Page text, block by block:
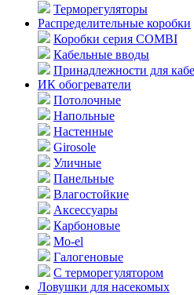
Терморегуляторы
Распределительные коробки
Коробки серия COMBI
Кабельные вводы
Принадлежности для
ИК обогреватели
Потолочные
Напольные
Настенные
Girosole
Уличные
Панельные
Влагостойкие
Аксессуары
Карбоновые
Mo-el
Галогеновые
С терморегулятором
Ловушки для насекомых